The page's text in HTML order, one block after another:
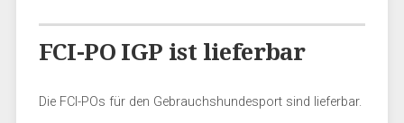
FCI-PO IGP ist lieferbar
Die FCI-POs für den Gebrauchshundesport sind lieferbar.